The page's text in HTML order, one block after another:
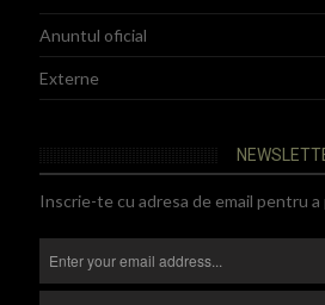
Anuntul oficial
Externe
Inscrie-te cu adresa de email pentru